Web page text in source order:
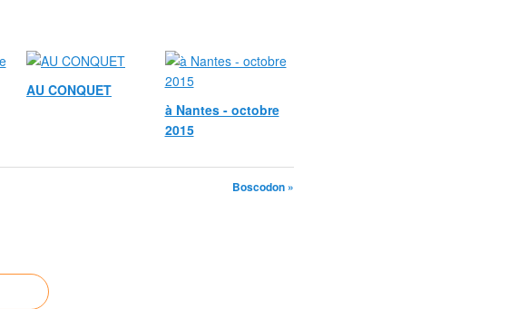
AU CONQUET
à Nantes - octobre
2015
Boscodon »